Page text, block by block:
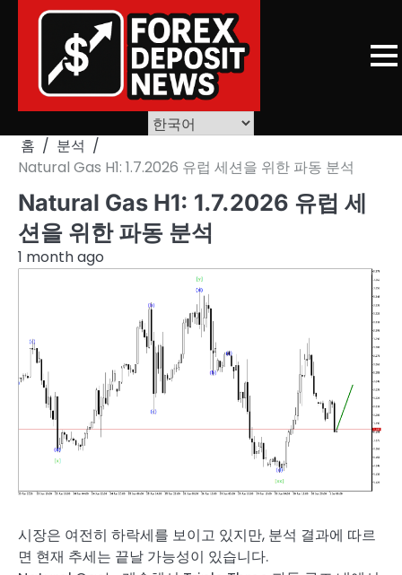
홈
분석
Natural Gas H1: 1.7.2026 유럽 세션을 위한 파동 분석
Natural Gas H1: 1.7.2026 유럽 세
션을 위한 파동 분석
1 month ago
시장은 여전히 하락세를 보이고 있지만, 분석 결과에 따르
면 현재 추세는 끝날 가능성이 있습니다.